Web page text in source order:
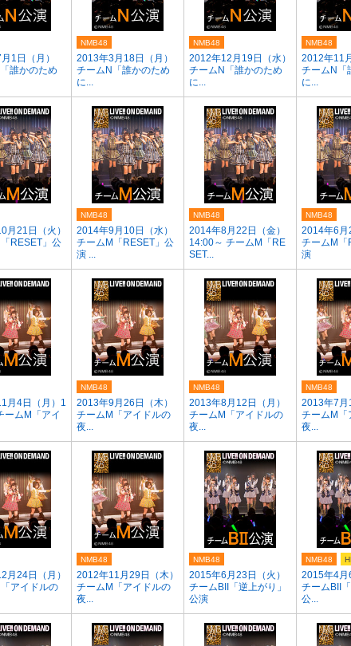
1日（月）
誰かのため
2013年3月18日（月）
チームN「誰かのため
に...
NMB48
2012年12月19日（水）
チームN「誰かのため
に...
NMB48
2012年11
チームN「
に...
NMB48
月21日（火）
RESET」公
2014年9月10日（水）
チームM「RESET」公
演 ...
NMB48
2014年8月22日（金）
14:00～ チームM「RE
SET...
NMB48
2014年6月
チームM「
演
NMB48
月4日（月）1
ームM「アイ
2013年9月26日（木）
チームM「アイドルの
夜...
NMB48
2013年8月12日（月）
チームM「アイドルの
夜...
NMB48
2013年7月
チームM「
夜...
NMB48
月24日（月）
アイドルの
2012年11月29日（木）
チームM「アイドルの
夜...
NMB48
2015年6月23日（火）
チームBII「逆上がり」
公演
NMB48
2015年4月
チームBII「
公...
NMB48